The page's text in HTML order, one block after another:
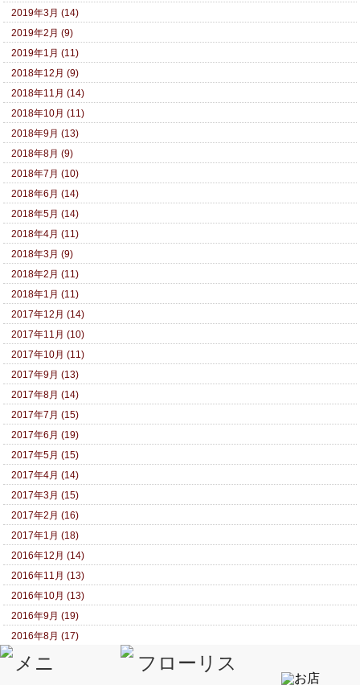
2019年3月 (14)
2019年2月 (9)
2019年1月 (11)
2018年12月 (9)
2018年11月 (14)
2018年10月 (11)
2018年9月 (13)
2018年8月 (9)
2018年7月 (10)
2018年6月 (14)
2018年5月 (14)
2018年4月 (11)
2018年3月 (9)
2018年2月 (11)
2018年1月 (11)
2017年12月 (14)
2017年11月 (10)
2017年10月 (11)
2017年9月 (13)
2017年8月 (14)
2017年7月 (15)
2017年6月 (19)
2017年5月 (15)
2017年4月 (14)
2017年3月 (15)
2017年2月 (16)
2017年1月 (18)
2016年12月 (14)
2016年11月 (13)
2016年10月 (13)
2016年9月 (19)
2016年8月 (17)
2016年7月 (23)